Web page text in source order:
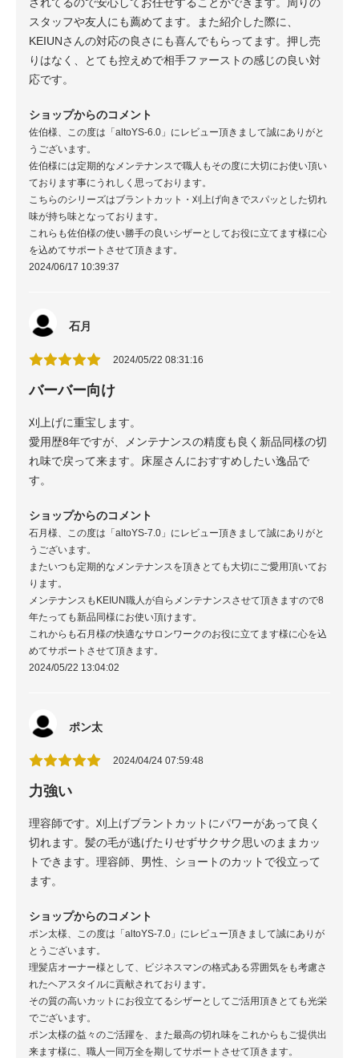
スタッフや友人にも薦めてます。また紹介した際に、
KEIUNさんの対応の良さにも喜んでもらってます。押し売
りはなく、とても控えめで相手ファーストの感じの良い対
応です。
ショップからのコメント
佐伯様、この度は「altoYS-6.0」にレビュー頂きまして誠にありがと
うございます。
佐伯様には定期的なメンテナンスで職人もその度に大切にお使い頂い
ております事にうれしく思っております。
こちらのシリーズはブラントカット・刈上げ向きでスパッとした切れ
味が持ち味となっております。
これらも佐伯様の使い勝手の良いシザーとしてお役に立てます様に心
を込めてサポートさせて頂きます。
2024/06/17 10:39:37
石月
2024/05/22 08:31:16
バーバー向け
刈上げに重宝します。
愛用歴8年ですが、メンテナンスの精度も良く新品同様の切
れ味で戻って来ます。床屋さんにおすすめしたい逸品で
す。
ショップからのコメント
石月様、この度は「altoYS-7.0」にレビュー頂きまして誠にありがと
うございます。
またいつも定期的なメンテナンスを頂きとても大切にご愛用頂いてお
ります。
メンテナンスもKEIUN職人が自らメンテナンスさせて頂きますので8
年たっても新品同様にお使い頂けます。
これからも石月様の快適なサロンワークのお役に立てます様に心を込
めてサポートさせて頂きます。
2024/05/22 13:04:02
ポン太
2024/04/24 07:59:48
力強い
理容師です。刈上げブラントカットにパワーがあって良く
切れます。髪の毛が逃げたりせずサクサク思いのままカッ
トできます。理容師、男性、ショートのカットで役立って
ます。
ショップからのコメント
ポン太様、この度は「altoYS-7.0」にレビュー頂きまして誠にありが
とうございます。
理髪店オーナー様として、ビジネスマンの格式ある雰囲気をも考慮さ
れたヘアスタイルに貢献されております。
その質の高いカットにお役立てるシザーとしてご活用頂きとても光栄
でございます。
ポン太様の益々のご活躍を、また最高の切れ味をこれからもご提供出
来ます様に、職人一同万全を期してサポートさせて頂きます。